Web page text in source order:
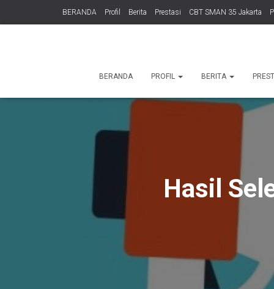
BERANDA Profil Berita Prestasi CBT SMAN 35 Jakarta
BERANDA PROFIL BERITA
Hasil